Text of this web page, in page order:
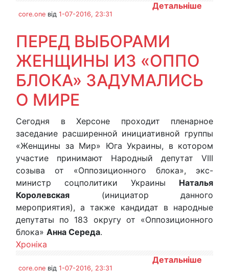
Детальніше
core.one від 1-07-2016, 23:31
ПЕРЕД ВЫБОРАМИ
ЖЕНЩИНЫ ИЗ «ОППО
БЛОКА» ЗАДУМАЛИСЬ
О МИРЕ
Сегодня в Херсоне проходит пленарное
заседание расширенной инициативной группы
«Женщины за Мир» Юга Украины, в котором
участие принимают Народный депутат VIII
созыва от «Оппозиционного блока», экс-
министр соцполитики Украины Наталья
Королевская (инициатор данного
мероприятия), а также кандидат в народные
депутаты по 183 округу от «Оппозиционного
блока» Анна Середа.
Хроніка
Детальніше
core.one від 1-07-2016, 23:31